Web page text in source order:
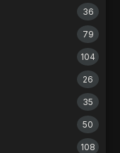
36
79
104
26
35
50
108